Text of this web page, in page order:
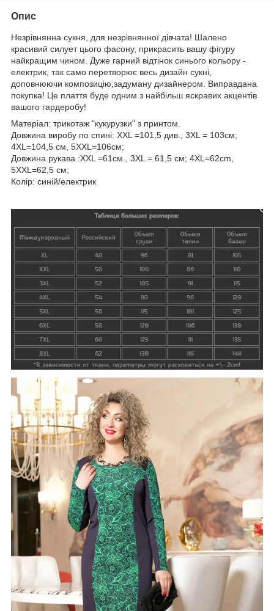
Опис
Незрівнянна сукня, для незрівнянної дівчата! Шалено
красивий силует цього фасону, прикрасить вашу фігуру
найкращим чином. Дуже гарний відтінок синього кольору -
електрик, так само перетворює весь дизайн сукні,
доповнюючи композицію,задуману дизайнером. Виправдана
покупка! Це плаття буде одним з найбільш яскравих акцентів
вашого гардеробу!
Матеріал: трикотаж "кукурузки" з принтом.
Довжина виробу по спині: XXL =101,5 див., 3XL = 103см;
4XL=104,5 см, 5XXL=106см;
Довжина рукава :XXL =61см., 3XL = 61,5 см; 4XL=62cm,
5XXL=62,5 см;
Колір: синій/електрик